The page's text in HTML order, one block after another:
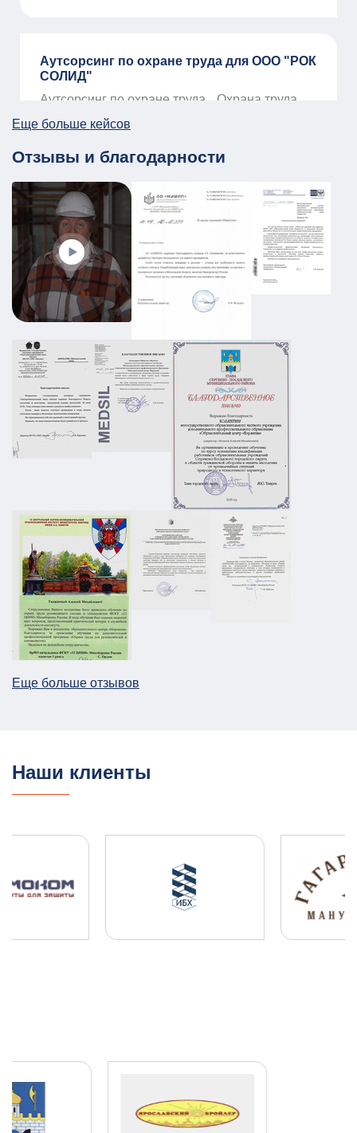
Аутсорсинг по охране труда для ООО "РОК
СОЛИД"
Аутсорсинг по охране труда
Охрана труда
ПЛДЧС для МБУ ДО «Образовательный
центр «Смена»
ГО и ЧС
ПДЛЧС
19.08.2025 ПОДРОБНЕЕ
Промышленный объект РТИ:
категорирование, Ситуационный план и
Плана охраны объекта
АТЗ Паспорт АТЗ Паспорт безопасности
Постановление Правительства №258
01.03.2026 ПОДРОБНЕЕ
ПЛДЧС для ООО "НС-Ойл"
ПОДРОБНЕЕ
Паспорт безопасности для предприятия
НПП в г. Москва
АТЗ Паспорт АТЗ
Постановление Правительства №258
26.12.2025
ГО и ЧС
ПОДРОБНЕЕ
Еще больше кейсов
Отзывы и благодарности
Еще больше отзывов
Наши клиенты